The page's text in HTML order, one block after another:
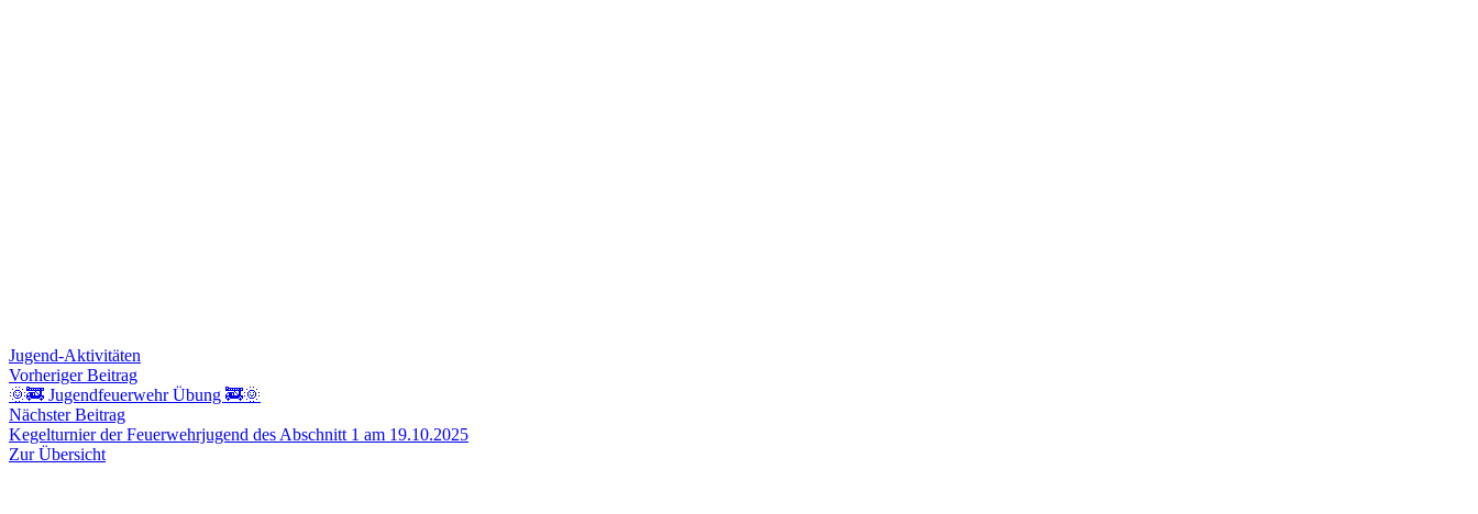
Jugend-Aktivitäten
Beitragsnavigation
Vorheriger BeitragVorheriger
Beitrag:
🌞🚒 Jugendfeuerwehr Übung 🚒🌞
Nächster BeitragNächster
Beitrag:
Kegelturnier der Feuerwehrjugend des Abschnitt 1 am 19.10.2025
Zur Übersicht